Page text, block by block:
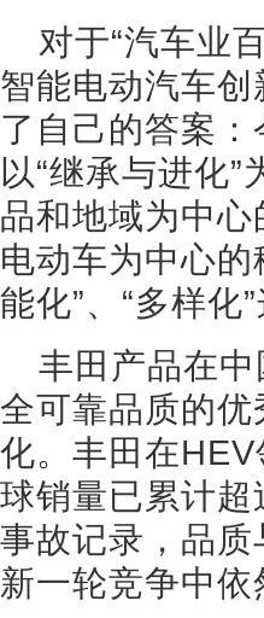
对于“汽车业
智能电动汽车
了自己的答案
以“继承与进化
品和地域为中
电动车为中心的
能化”、“多样
丰田产品在
全可靠品质的
化。丰田在
球销量已累计
事故记录，品
新一轮竞争中